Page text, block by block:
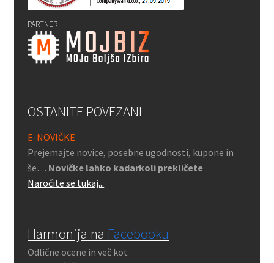
PARTNER
OSTANITE POVEZANI
E-NOVIČKE
Prejemajte novice, posebne ugodnosti, kupone in
še… Novičke lahko kadarkoli prekličete
Naročite se tukaj...
Harmonija na Facebooku
Odlične ocene in več kot